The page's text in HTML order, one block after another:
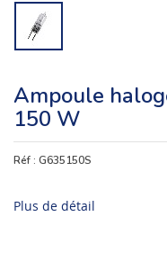
Ampoule
150 W
Réf : G635150S
Plus de détail